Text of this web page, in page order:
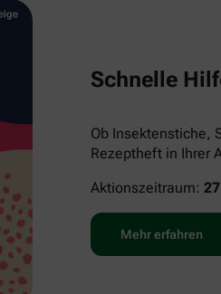
Schnelle
Ob Insektenstiche,
Rezeptheft in Ihrer
Aktionszeitraum:
Mehr erfahren